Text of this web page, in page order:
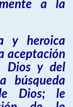
a la
y heroica
aceptación
Dios y del
búsqueda
Dios; le